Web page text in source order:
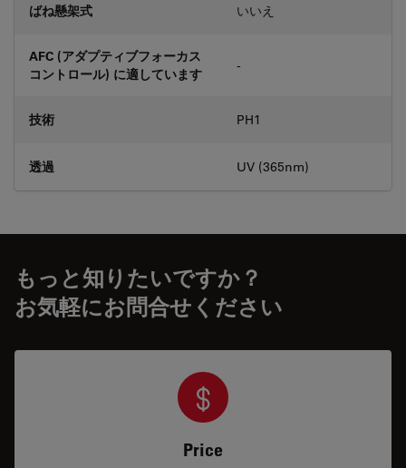
ばね懸架式 いいえ
AFC (アダプティブフォーカス
コントロール) に適しています
-
技術 PH1
透過 UV (365nm)
もっと知りたいですか？
お気軽にお問合せください
Price